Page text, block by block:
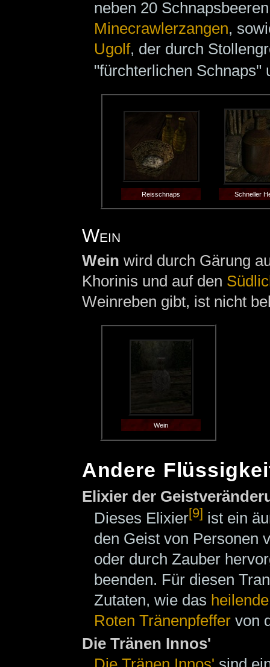
neben 20
Minecrawlerzangen,
Ugolf, der durch
"fürchterlichen Schnaps"
Reisschnaps Schneller
Wein
Wein wird durch Gärung
Khorinis und auf den
Weinreben gibt, ist nicht
Wein
Andere
Elixier der
Dieses Elixier[9] ist ein
den Geist von Personen
oder durch Zauber
beenden. Für diesen
Zutaten, wie das
Roten Tränenpfeffer von
Die Tränen Innos'